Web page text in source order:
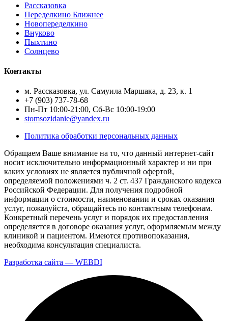
Рассказовка
Переделкино Ближнее
Новопеределкино
Внуково
Пыхтино
Солнцево
Контакты
м. Рассказовка, ул. Самуила Маршака, д. 23, к. 1
+7 (903) 737-78-68
Пн-Пт 10:00-21:00, Сб-Вс 10:00-19:00
stomsozidanie@yandex.ru
Политика обработки персональных данных
Обращаем Ваше внимание на то, что данный интернет-сайт
носит исключительно информационный характер и ни при
каких условиях не является публичной офертой,
определяемой положениями ч. 2 ст. 437 Гражданского кодекса
Российской Федерации. Для получения подробной
информации о стоимости, наименовании и сроках оказания
услуг, пожалуйста, обращайтесь по контактным телефонам.
Конкретный перечень услуг и порядок их предоставления
определяется в договоре оказания услуг, оформляемым между
клиникой и пациентом. Имеются противопоказания,
необходима консультация специалиста.
Разработка сайта — WEBDI